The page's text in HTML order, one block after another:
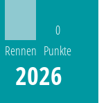
Rennen
0
Punkte
2026